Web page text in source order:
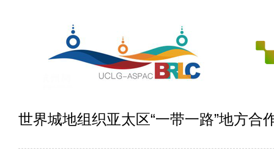
世界城地组织亚太区“一带一路”地方合